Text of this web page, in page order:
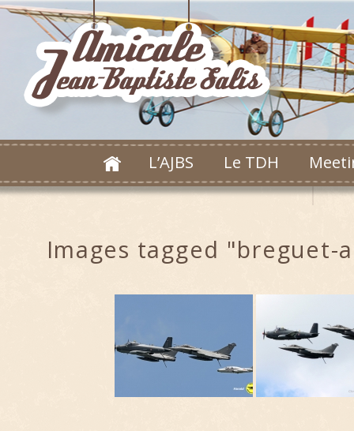
L’AJBS Le TDH
Images tagged "breguet-